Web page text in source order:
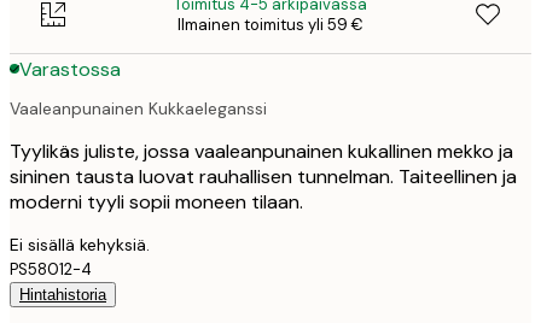
Toimitus 4-5 arkipäivässä
Ilmainen toimitus yli 59 €
Varastossa
Vaaleanpunainen Kukkaeleganssi
Tyylikäs juliste, jossa vaaleanpunainen kukallinen mekko ja
sininen tausta luovat rauhallisen tunnelman. Taiteellinen ja
moderni tyyli sopii moneen tilaan.
Ei sisällä kehyksiä.
PS58012-4
Hintahistoria